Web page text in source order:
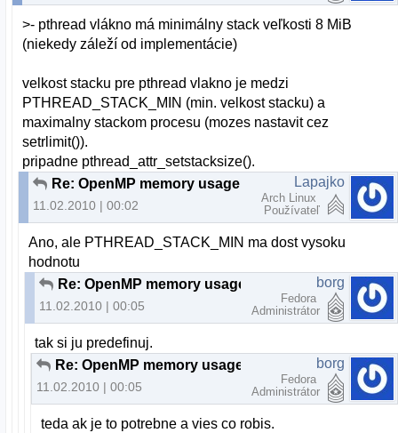
>- pthread vlákno má minimálny stack veľkosti 8 MiB
(niekedy záleží od implementácie)
velkost stacku pre pthread vlakno je medzi
PTHREAD_STACK_MIN (min. velkost stacku) a
maximalny stackom procesu (mozes nastavit cez
setrlimit()).
pripadne pthread_attr_setstacksize().
Re: OpenMP memory usage
11.02.2010 | 00:02
Lapajko
Arch Linux
Používateľ
Ano, ale PTHREAD_STACK_MIN ma dost vysoku
hodnotu
Re: OpenMP memory usage
11.02.2010 | 00:05
borg
Fedora
Administrátor
tak si ju predefinuj.
Re: OpenMP memory usage
11.02.2010 | 00:05
borg
Fedora
Administrátor
teda ak je to potrebne a vies co robis.